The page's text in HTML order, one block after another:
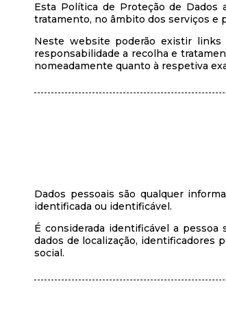
Esta Política de Proteção de Dados
tratamento, no âmbito dos serviços e
Neste website poderão existir
responsabilidade a recolha e
nomeadamente quanto à respetiva
Dados pessoais são qualquer
identificada ou identificável.
É considerada identificável a
dados de localização, identificadores
social.